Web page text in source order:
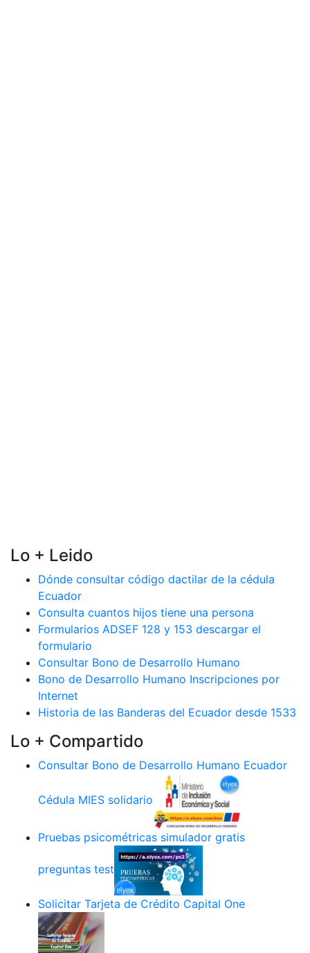
Lo + Leido
Dónde consultar código dactilar de la cédula
Ecuador
Consulta cuantos hijos tiene una persona
Formularios ADSEF 128 y 153 descargar el
formulario
Consultar Bono de Desarrollo Humano
Bono de Desarrollo Humano Inscripciones por
Internet
Historia de las Banderas del Ecuador desde 1533
Lo + Compartido
Consultar Bono de Desarrollo Humano Ecuador
Cédula MIES solidario
Pruebas psicométricas simulador gratis
preguntas test
Solicitar Tarjeta de Crédito Capital One